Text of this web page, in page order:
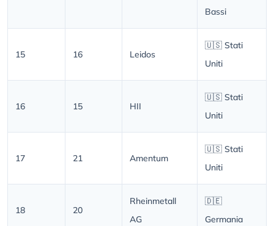
Bassi
15 16 Leidos
🇺🇸 Stati
Uniti
16 15 HII
🇺🇸 Stati
Uniti
17 21 Amentum
🇺🇸 Stati
Uniti
18 20
Rheinmetall
AG
🇩🇪
Germania